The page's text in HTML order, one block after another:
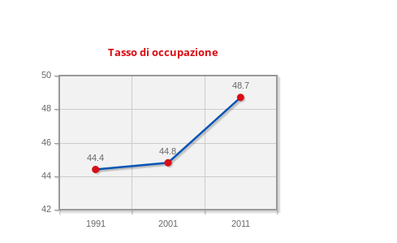
Tasso di occupazione
1991 2001 2011
42
44
46
48
50
48.7
44.8
44.4